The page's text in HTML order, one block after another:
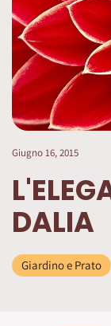
Giugno 16, 2015
DALIA
Giardino e Prato